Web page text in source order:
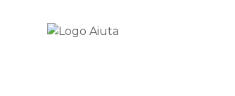
Carrière